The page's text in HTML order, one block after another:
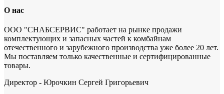
О нас
ООО "СНАБСЕРВИС" работает на рынке продажи
комплектующих и запасных частей к комбайнам
отечественного и зарубежного производства уже более 20 лет.
Мы поставляем только качественные и сертифицированные
товары.
Директор - Юрочкин Сергей Григорьевич